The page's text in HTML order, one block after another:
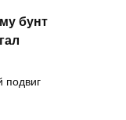
бунт
подвиг